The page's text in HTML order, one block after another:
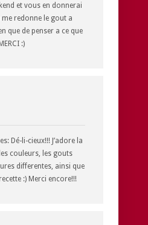
et vous en donnerai
me redonne le gout a
que de penser a ce que
:)
Dé-li-cieux!!! J’adore la
couleurs, les gouts
differentes, ainsi que
:) Merci encore!!!